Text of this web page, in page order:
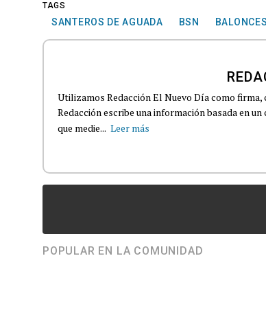
TAGS
SANTEROS DE AGUADA BSN
Utilizamos Redacción El Nuevo Día como
Redacción escribe una información basada en
que medie... Leer más
POPULAR EN LA COMUNIDAD